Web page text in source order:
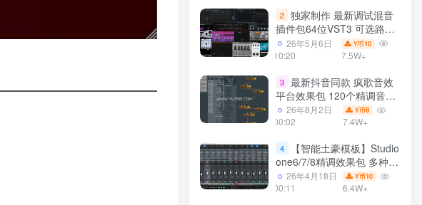
2 独家制作 最新调试混音
插件包64位VST3 可选路径
一键安装550个效果器合集
v3.0 WiN 支持定制
26年5月6日
10:20
Y币10
7.5W+
3 最新抖音同款 疯歌音效
平台效果包 120个精调音效
包+软件自带170个音效
+600个插件 带安装教程全
26年8月2日
00:02
Y币8
7.4W+
4
【智能土豪模板】Studio
one6/7/8精调效果包 多种效
果模式可选 声卡调试好预设
带插件全套文件
26年4月18日
00:11
Y币10
6.4W+